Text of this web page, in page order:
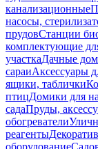
канализационные
насосы,
прудовСтанции
комплектующие
участкаДачные
сараиАксессуары
ящики, таблички
птицДомики для
садаПруды,
обогреватели
реагенты
оборудование